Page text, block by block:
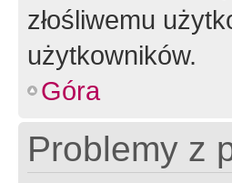
złośliwemu
użytkowników.
Góra
Problemy z